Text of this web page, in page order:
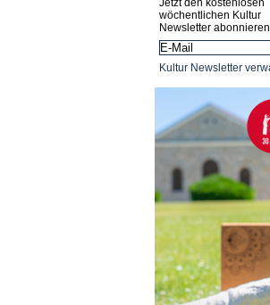
Jetzt den kostenlosen
wöchentlichen Kultur
Newsletter
Kultur Newsletter